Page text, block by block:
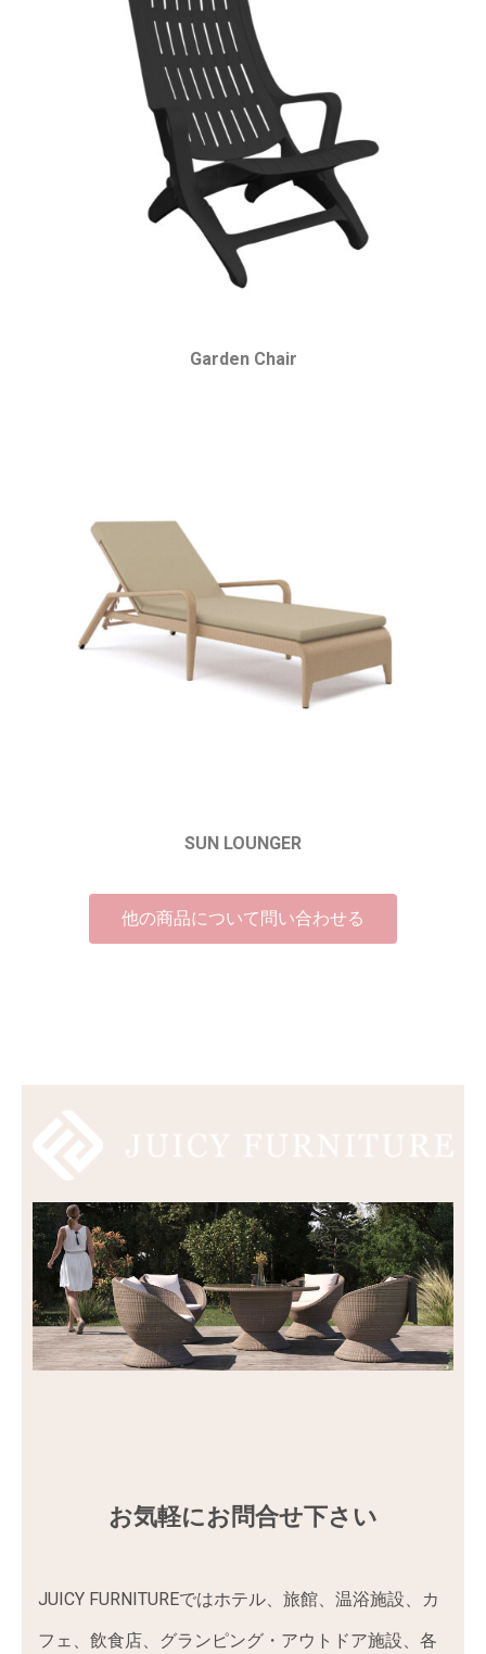
Garden Chair
SUN LOUNGER
他の商品について問い合わせる
お気軽にお問合せ下さい
JUICY FURNITUREではホテル、旅館、温浴施設、カ
フェ、飲食店、グランピング・アウトドア施設、各